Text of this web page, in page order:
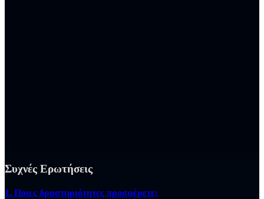
Συχνές Ερωτήσεις
1. Ποιες δραστηριότητες προσφέρετε;